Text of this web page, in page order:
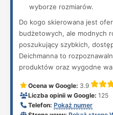
wyborze rozmiarów.
Do kogo skierowana jest
budżetowych, ale modnych
poszukujący szybkich,
Deichmanna to
produktów oraz wygodne
Ocena w Google: 3.9
Liczba opinii w Google: 125
Telefon: Pokaż numer